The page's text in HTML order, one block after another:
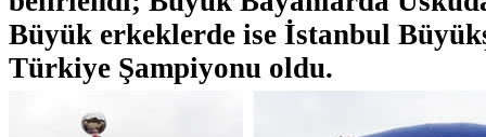
Büyük erkeklerde ise İstanbul
Türkiye Şampiyonu oldu.